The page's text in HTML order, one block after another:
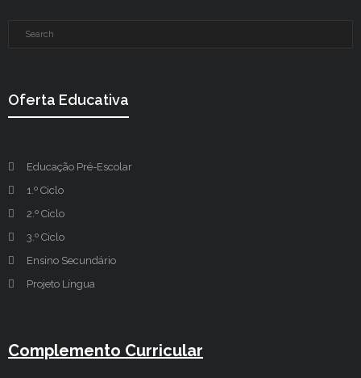
Oferta Educativa
Educação Pré-Escolar
1.º Ciclo
2.º Ciclo
3.º Ciclo
Ensino Secundário
Projeto Língua
Complemento Curricular